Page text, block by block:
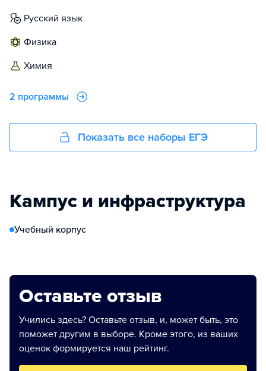
русский язык
физика
химия
2 программы
Показать все наборы ЕГЭ
Кампус и инфраструктура
Учебный корпус
Оставьте отзыв
Учились здесь? Оставьте отзыв, и, может быть, это
поможет другим в выборе. Кроме этого, из ваших
оценок формируется наш рейтинг.